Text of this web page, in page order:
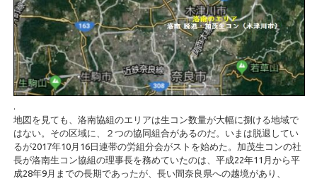
.
地図を見ても、洛南協組のエリアは生コン数量が大幅に捌ける地域で
はない。その区域に、２つの協同組合があるのだ。いまは脱退してい
るが2017年10月16日連帯の労組分会がストを始めた。加茂生コンの社
長が洛南生コン協組の理事長を務めていたのは、平成22年11月から平
成28年9月までの長期であったが、長い間奈良県への越境があり、